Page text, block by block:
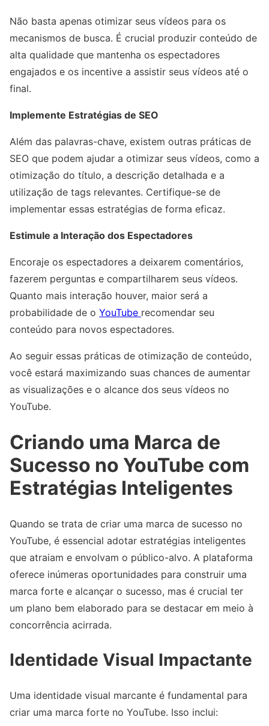
Não basta apenas otimizar seus vídeos para os
mecanismos de busca. É crucial produzir conteúdo de
alta qualidade que mantenha os espectadores
engajados e os incentive a assistir seus vídeos até o
final.
Implemente Estratégias de SEO
Além das palavras-chave, existem outras práticas de
SEO que podem ajudar a otimizar seus vídeos, como a
otimização do título, a descrição detalhada e a
utilização de tags relevantes. Certifique-se de
implementar essas estratégias de forma eficaz.
Estimule a Interação dos Espectadores
Encoraje os espectadores a deixarem comentários,
fazerem perguntas e compartilharem seus vídeos.
Quanto mais interação houver, maior será a
probabilidade de o YouTube recomendar seu
conteúdo para novos espectadores.
Ao seguir essas práticas de otimização de conteúdo,
você estará maximizando suas chances de aumentar
as visualizações e o alcance dos seus vídeos no
YouTube.
Criando uma Marca de
Sucesso no YouTube com
Estratégias Inteligentes
Quando se trata de criar uma marca de sucesso no
YouTube, é essencial adotar estratégias inteligentes
que atraiam e envolvam o público-alvo. A plataforma
oferece inúmeras oportunidades para construir uma
marca forte e alcançar o sucesso, mas é crucial ter
um plano bem elaborado para se destacar em meio à
concorrência acirrada.
Identidade Visual Impactante
Uma identidade visual marcante é fundamental para
criar uma marca forte no YouTube. Isso inclui: